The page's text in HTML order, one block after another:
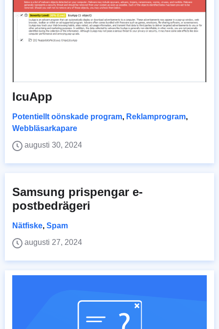
IcuApp
Potentiellt oönskade program, Reklamprogram,
Webbläsarkapare
augusti 30, 2024
Samsung prispengar e-
postbedrägeri
Nätfiske, Spam
augusti 27, 2024